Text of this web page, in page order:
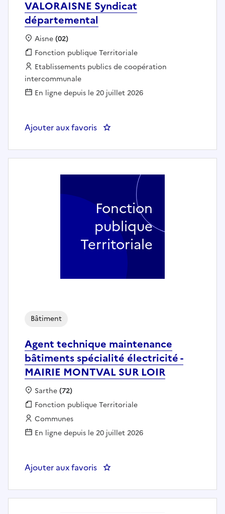
VALORAISNE Syndicat
départemental
Localisation :
Aisne(02)
Fonction publique :
Fonction publique Territoriale
Employeur :
Etablissements publics de coopération
intercommunale
En ligne depuis le 20 juillet 2026
Ajouter aux favoris : AGENT DE MAINTENANCE -
Agent technique maintenance
bâtiments spécialité électricité -
MAIRIE MONTVAL SUR LOIR
Bâtiment
Localisation :
Sarthe(72)
Fonction publique :
Fonction publique Territoriale
Employeur :
Communes
En ligne depuis le 20 juillet 2026
Ajouter aux favoris : Agent technique maintenance
Fonction
publique
Territoriale